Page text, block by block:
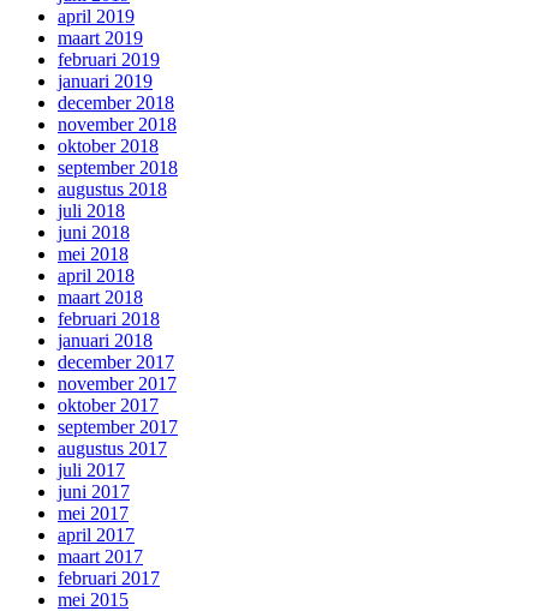
april 2019
maart 2019
februari 2019
januari 2019
december 2018
november 2018
oktober 2018
september 2018
augustus 2018
juli 2018
juni 2018
mei 2018
april 2018
maart 2018
februari 2018
januari 2018
december 2017
november 2017
oktober 2017
september 2017
augustus 2017
juli 2017
juni 2017
mei 2017
april 2017
maart 2017
februari 2017
mei 2015